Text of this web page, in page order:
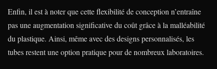
Enfin, il est à noter que cette flexibilité de conception n’entraîne
pas une augmentation significative du coût grâce à la malléabilité
du plastique. Ainsi, même avec des designs personnalisés, les
tubes restent une option pratique pour de nombreux laboratoires.